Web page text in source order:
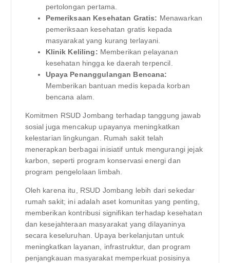
pertolongan pertama.
Pemeriksaan Kesehatan Gratis: Menawarkan
pemeriksaan kesehatan gratis kepada
masyarakat yang kurang terlayani.
Klinik Keliling: Memberikan pelayanan
kesehatan hingga ke daerah terpencil.
Upaya Penanggulangan Bencana:
Memberikan bantuan medis kepada korban
bencana alam.
Komitmen RSUD Jombang terhadap tanggung jawab
sosial juga mencakup upayanya meningkatkan
kelestarian lingkungan. Rumah sakit telah
menerapkan berbagai inisiatif untuk mengurangi jejak
karbon, seperti program konservasi energi dan
program pengelolaan limbah.
Oleh karena itu, RSUD Jombang lebih dari sekedar
rumah sakit; ini adalah aset komunitas yang penting,
memberikan kontribusi signifikan terhadap kesehatan
dan kesejahteraan masyarakat yang dilayaninya
secara keseluruhan. Upaya berkelanjutan untuk
meningkatkan layanan, infrastruktur, dan program
penjangkauan masyarakat memperkuat posisinya